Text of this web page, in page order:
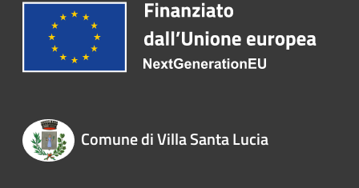
Comune di Villa Santa Lucia